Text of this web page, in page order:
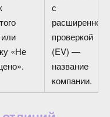
«Не
с
расширенной
проверкой
(EV) —
название
компании.